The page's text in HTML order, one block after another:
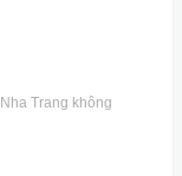
Trang không